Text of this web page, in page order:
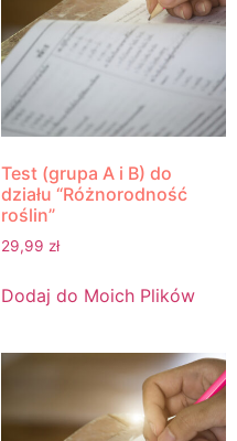
Test (grupa A i B) do
działu “Różnorodność
roślin”
29,99 zł
Dodaj do Moich Plików